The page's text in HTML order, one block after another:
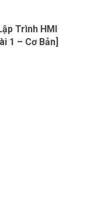
Trình HMI
1 – Cơ Bản]